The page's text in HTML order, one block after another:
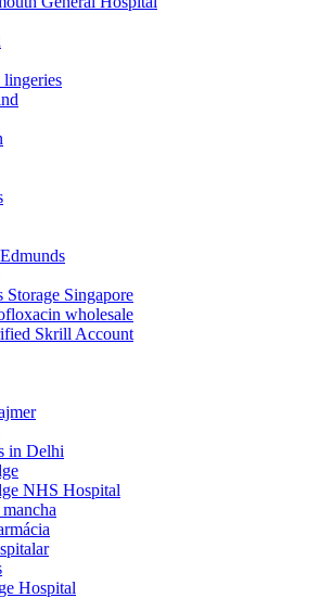
lingeries
Storage Singapore
wholesale
Skrill Account
in Delhi
NHS Hospital
Hospital